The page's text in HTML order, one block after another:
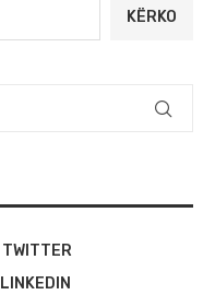
KËRKO
TWITTER
LINKEDIN